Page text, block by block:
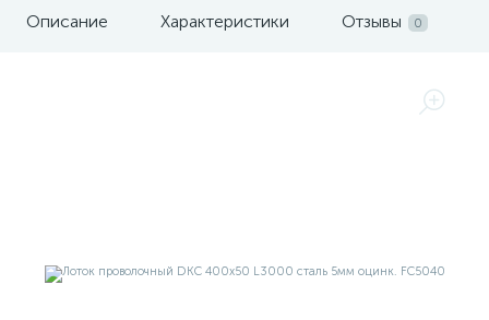
Описание Характеристики Отзывы 0